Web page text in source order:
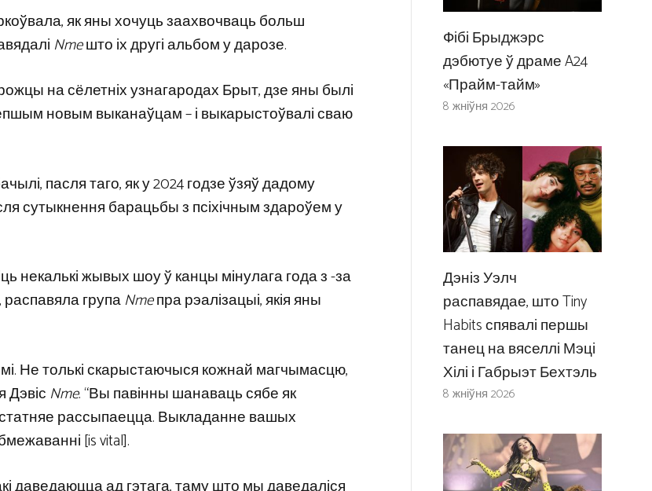
як яны хочуць заахвочваць больш
Nmeшто іх другі альбом у дарозе.
на сёлетніх узнагародах Брыт, дзе яны былі
новым выканаўцам – і выкарыстоўвалі сваю
пасля таго, як у 2024 годзе ўзяў дадому
сутыкнення барацьбы з псіхічным здароўем у
некалькі жывых шоу ў канцы мінулага года з -за
распавяла групаNmeпра рэалізацыі, якія яны
Не толькі скарыстаючыся кожнай магчымасцю,
Дэвіс Nme. “Вы павінны шанаваць сябе як
рассыпаецца. Выкладанне вашых
[is vital].
Фібі Брыджэрс
дэбютуе ў драме A24
«Прайм-тайм»
8 жніўня 2026
Дэніз Уэлч
распавядае, што Tiny
Habits спявалі першы
танец на вяселлі Мэці
Хілі і Габрыэт Бехтэль
8 жніўня 2026